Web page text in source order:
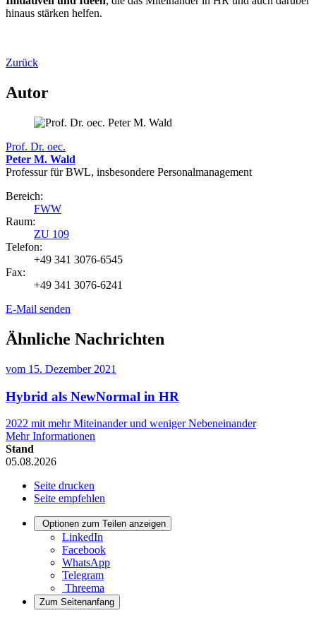
hinaus stärken helfen.
Zurück
Autor
Prof. Dr. oec.
Peter M. Wald
Professur für BWL, insbesondere Personalmanagement
Bereich:
FWW
Raum:
ZU 109
Telefon:
+49 341 3076-6545
Fax:
+49 341 3076-6241
E-Mail senden
Ähnliche Nachrichten
vom 15. Dezember 2021
Hybrid als NewNormal in HR
2022 mit mehr Miteinander und weniger Nebeneinander
Mehr Informationen
Stand
05.08.2026
Seite drucken
Seite empfehlen
Optionen zum Teilen anzeigen
LinkedIn
Facebook
WhatsApp
Telegram
Threema
Zum Seitenanfang